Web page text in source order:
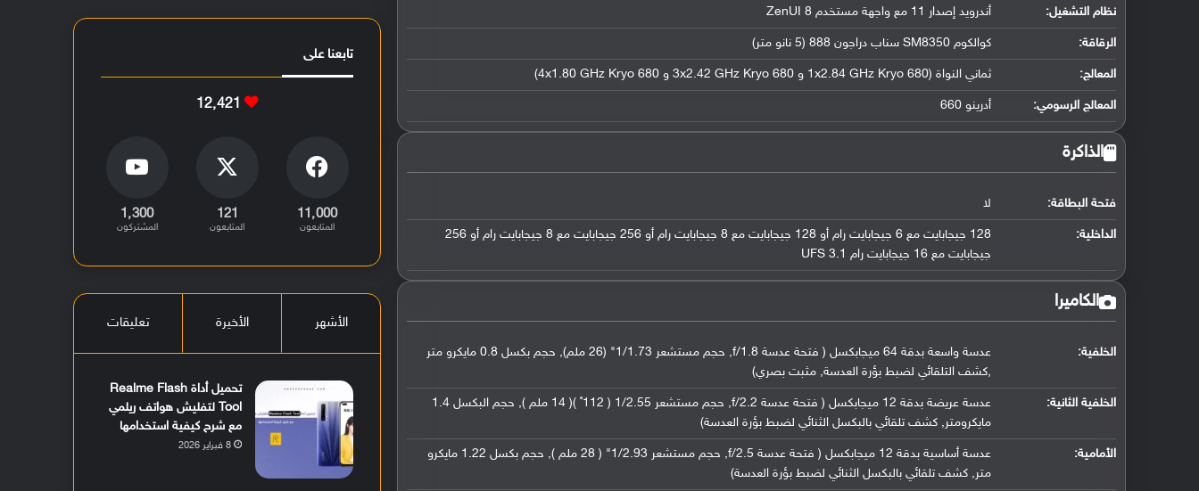
نظام التشغيل: أندرويد إصدار 11 مع واجهة مستخدم ZenUI 8
الرقاقة: كوالكوم SM8350 سناب دراجون 888 (5 نانو متر)
المعالج: ثماني النواة (1x2.84 GHz Kryo 680 و 3x2.42 GHz Kryo 680 و 4x1.80 GHz Kryo 680)
المعالج الرسومي: أدرينو 660
الذاكرة
فتحة البطاقة: لا
الداخلية:
128 جيجابايت مع 6 جيجابايت رام أو 128 جيجابايت مع 8 جيجابايت رام أو 256 جيجابايت مع 8 جيجابايت رام أو 256
جيجابايت مع 16 جيجابايت رام UFS 3.1
الكاميرا
الخلفية:
عدسة واسعة بدقة 64 ميجابكسل ( فتحة عدسة f/1.8, حجم مستشعر 1/1.73" (26 ملم), حجم بكسل 0.8 مايكرو متر
,كشف التلقائي لضبط بؤرة العدسة, مثبت بصري)
الخلفية الثانية:
عدسة عريضة بدقة 12 ميجابكسل ( فتحة عدسة f/2.2, حجم مستشعر 1/2.55 ( 112˚ )( 14 ملم ), حجم البكسل 1.4
مايكرومتر, كشف تلقائي بالبكسل الثنائي لضبط بؤرة العدسة)
الأمامية:
عدسة أساسية بدقة 12 ميجابكسل ( فتحة عدسة f/2.5, حجم مستشعر 1/2.93" ( 28 ملم ), حجم بكسل 1.22 مايكرو
متر, كشف تلقائي بالبكسل الثنائي لضبط بؤرة العدسة)
تابعنا على
12٬421
11٬000
المتابعون
121
المتابعون
1٬300
المشتركون
الأشهر الأخيرة تعليقات
تحميل أداة Realme Flash
Tool لتفليش هواتف ريلمي
مع شرح كيفية استخدامها
8 فبراير 2026